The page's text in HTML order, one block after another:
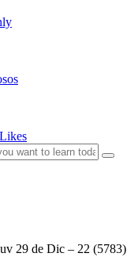
29 de Dic – 22 (5783)